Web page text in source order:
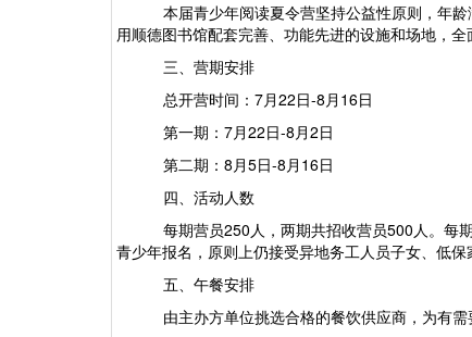
本届青少年阅读夏令营坚持公益性原则，年
用顺德图书馆配套完善、功能先进的设施和场地，
三、营期安排
总开营时间： 7月22日-8月16日
第一期： 7月22日-8月2日
第二期： 8月5日-8月16日
四、活动人数
每期营员250人，两期共招收营员500人。每
青少年报名，原则上仍接受异地务工人员子女、低
五、午餐安排
由主办方单位挑选合格的餐饮供应商，为有